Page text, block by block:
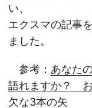
い、
エクスマの記事
ました。
参考： あなた
語れますか？ お
欠な3本の矢